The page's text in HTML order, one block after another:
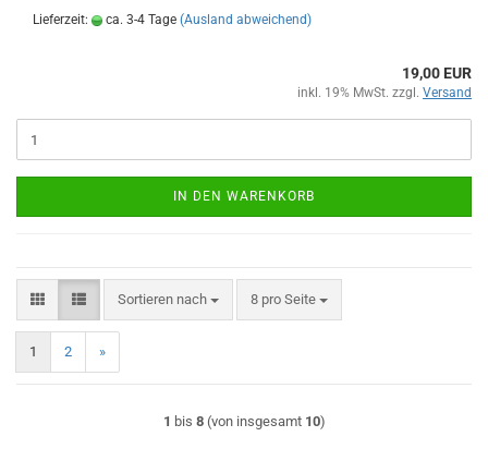
Lieferzeit: ca. 3-4 Tage (Ausland abweichend)
19,00 EUR
inkl. 19% MwSt. zzgl. Versand
IN DEN WARENKORB
Sortieren nach
Sortieren nach 8 pro Seite
pro Seite
1 2 »
1 bis 8(von insgesamt 10)